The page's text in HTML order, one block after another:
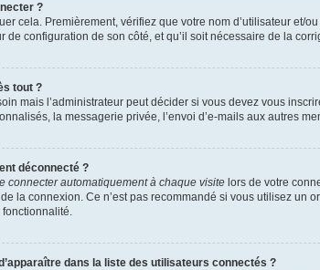
?
cela. Premièrement, vérifiez que votre nom d’utilisateur et/
de configuration de son côté, et qu’il soit nécessaire de la
tout ?
mais l’administrateur peut décider si vous devez vous
la messagerie privée, l’envoi d’e-mails aux autres
déconnecté ?
connecter automatiquement à chaque visite lors de votre
la connexion. Ce n’est pas recommandé si vous utilisez
fonctionnalité.
dans la liste des utilisateurs connectés ?